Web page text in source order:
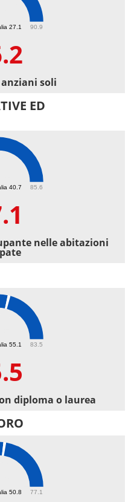
27.1 90.9
soli
ED
40.7 85.6
nelle abitazioni
55.1 83.5
diploma o laurea
50.8 77.1